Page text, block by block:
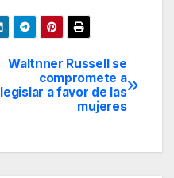
Waltnner Russell se
compromete a
legislar a favor de las
mujeres